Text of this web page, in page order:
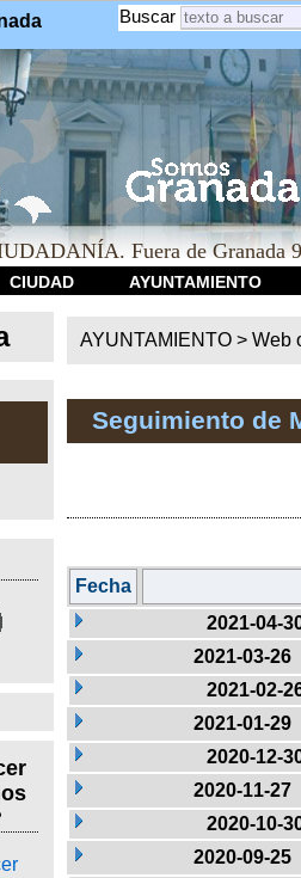
Buscar
Fuera de Granada
CIUDAD AYUNTAMIENTO
AYUNTAMIENTO > Web
Seguimiento de
Fecha
2021-04-
2021-03-26
2021-02-
2021-01-29
2020-12-
2020-11-27
2020-10-
2020-09-25